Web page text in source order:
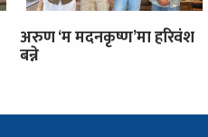
अरुण ‘म मदनकृष्ण’मा हरिवंश
बन्ने